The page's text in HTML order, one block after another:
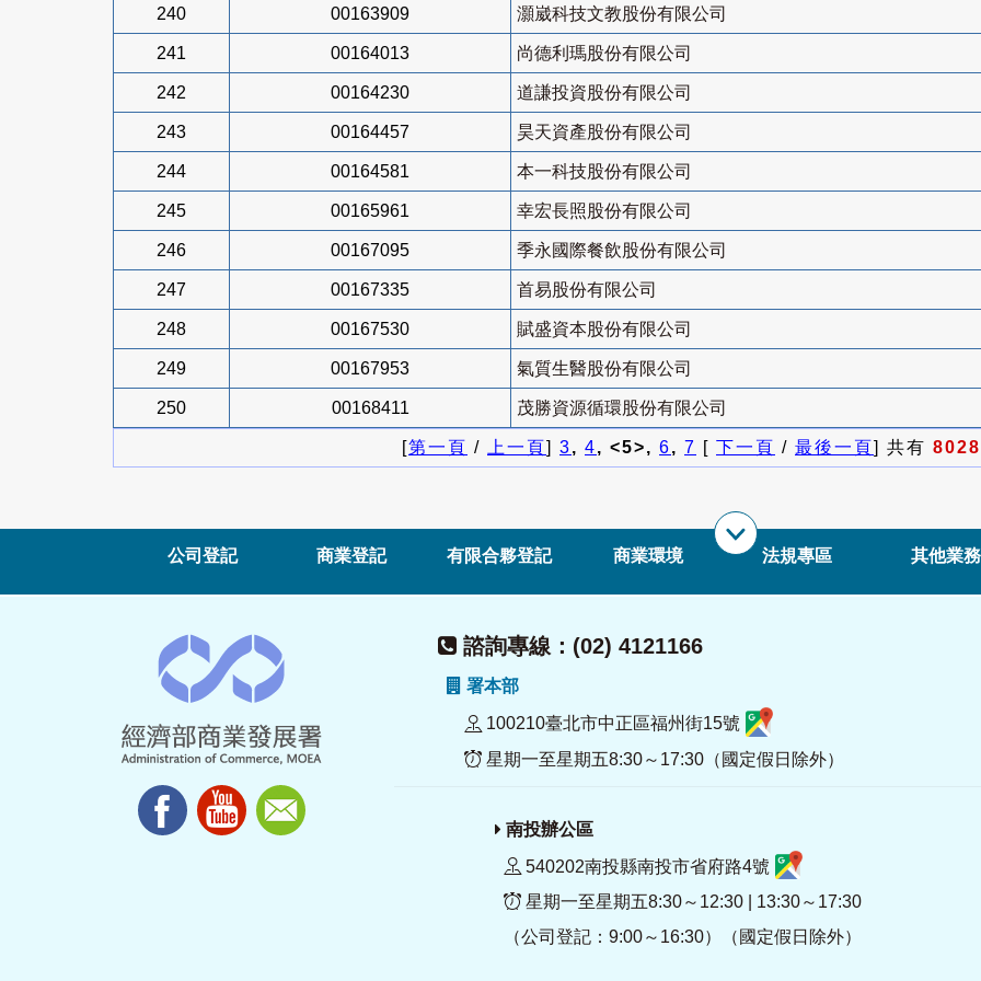
240 00163909 灝崴科技文教股份有限公司
241 00164013 尚德利瑪股份有限公司
242 00164230 道謙投資股份有限公司
243 00164457 昊天資產股份有限公司
244 00164581 本一科技股份有限公司
245 00165961 幸宏長照股份有限公司
246 00167095 季永國際餐飲股份有限公司
247 00167335 首易股份有限公司
248 00167530 賦盛資本股份有限公司
249 00167953 氣質生醫股份有限公司
250 00168411 茂勝資源循環股份有限公司
[第一頁 / 上一頁] 3, 4, <5>, 6, 7 [ 下一頁 / 最後一頁] 共有 8028
公司登記 商業登記 有限合夥登記 商業環境 法規專區 其他業務
諮詢專線：(02) 4121166
署本部
100210臺北市中正區福州街15號
星期一至星期五8:30～17:30（國定假日除外）
南投辦公區
540202南投縣南投市省府路4號
星期一至星期五8:30～12:30 | 13:30～17:30
（公司登記：9:00～16:30）（國定假日除外）